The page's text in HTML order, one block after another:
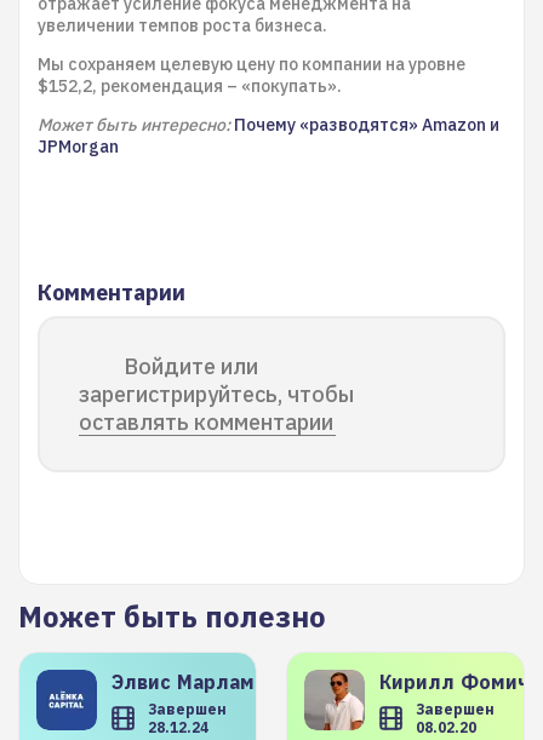
увеличении темпов роста бизнеса.
Мы сохраняем целевую цену по компании на уровне
$152,2, рекомендация – «покупать».
Может быть интересно: Почему «разводятся» Amazon и
JPMorgan
Комментарии
Войдите или
зарегистрируйтесь, чтобы
оставлять комментарии
Может быть полезно
Элвис Марламов
Завершен
28.12.24
Кирилл
Завершен
08.02.20